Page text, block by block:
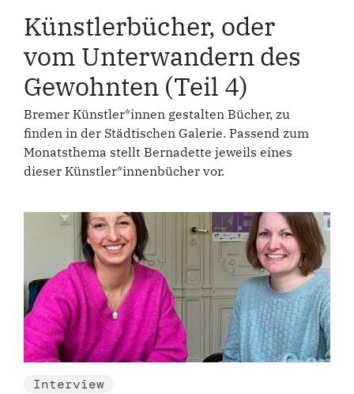
Künstlerbücher, oder
vom Unterwandern des
Gewohnten (Teil 4)
Bremer Künstler*innen gestalten Bücher, zu
finden in der Städtischen Galerie. Passend zum
Monatsthema stellt Bernadette jeweils eines
dieser Künstler*innenbücher vor.
Interview